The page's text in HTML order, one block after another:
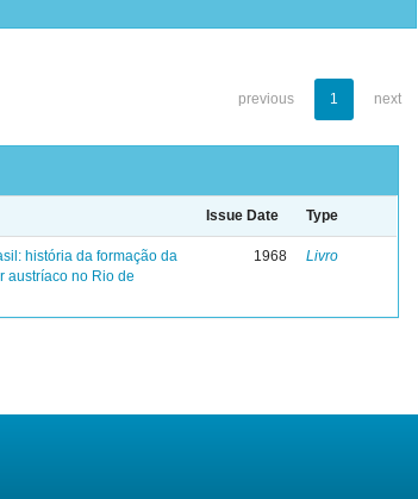
previous 1 next
Issue Date Type
história da formação da
austríaco no Rio de
1968 Livro